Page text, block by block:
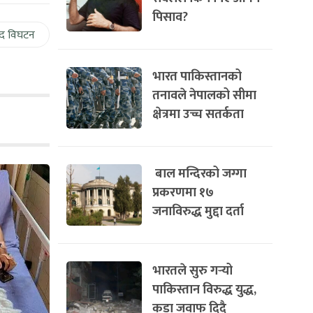
विघटन
पिसाव?
भारत पाकिस्तानको
तनावले नेपालको सीमा
क्षेत्रमा उच्च सतर्कता
बाल मन्दिरको जग्गा
प्रकरणमा १७
जनाविरुद्ध मुद्दा दर्ता
भारतले सुरु गर्‍यो
पाकिस्तान विरुद्ध युद्ध,
कडा जवाफ दिदै